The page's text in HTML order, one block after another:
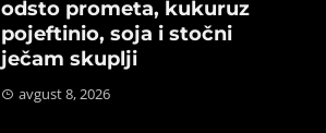
odsto prometa, kukuruz
pojeftinio, soja i stočni
ječam skuplji
avgust 8, 2026